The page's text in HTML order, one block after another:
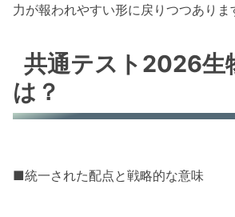
力が報われやすい形に戻りつつありま
共通テスト2026生
は？
■統一された配点と戦略的な意味